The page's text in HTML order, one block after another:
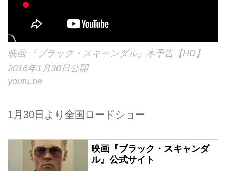
映画 『ブラック・スキャンダル』本予告【HD】
2016年1月30日公開
youtu.be
1月30日より全国ロードショー
映画『ブラック・スキャンダ
ル』公式サイト